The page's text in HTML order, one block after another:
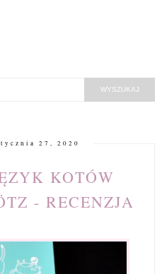
27, 2020
KOTÓW
- RECENZJA